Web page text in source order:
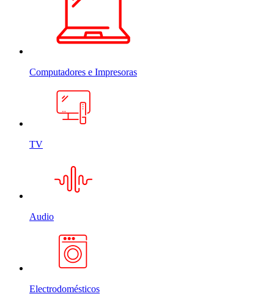
Computadores e Impresoras
TV
Audio
Electrodomésticos